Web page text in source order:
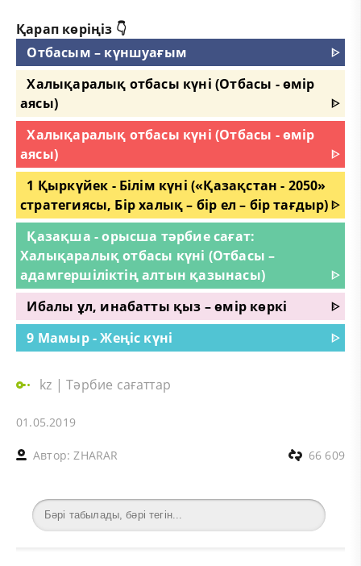
Қарап көріңіз 👇
Отбасым – күншуағым
ᐈ
Халықаралық отбасы күні (Отбасы - өмір
аясы)
ᐈ
Халықаралық отбасы күні (Отбасы - өмір
аясы)
ᐈ
1 Қыркүйек - Білім күні («Қазақстан - 2050»
стратегиясы, Бір халық – бір ел – бір тағдыр)ᐈ
Қазақша - орысша тәрбие сағат:
Халықаралық отбасы күні (Отбасы –
адамгершіліктің алтын қазынасы)
ᐈ
Ибалы ұл, инабатты қыз – өмір көркі
ᐈ
9 Мамыр - Жеңіс күні
ᐈ
kz |Тәрбие сағаттар
01.05.2019
Автор:ZHARAR 66 609